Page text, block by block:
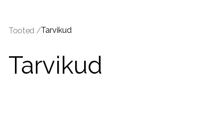
Tooted /Tarvikud
Tarvikud